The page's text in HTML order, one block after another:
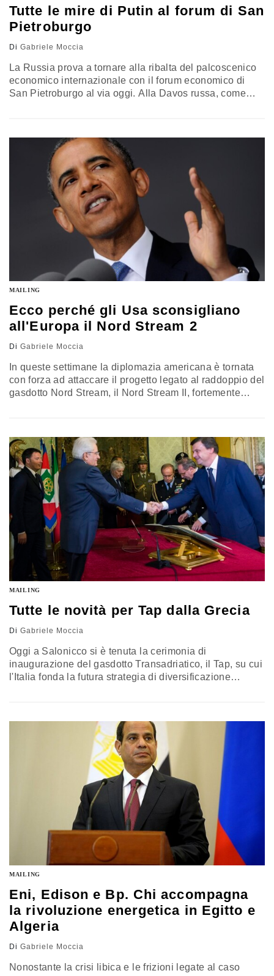
Tutte le mire di Putin al forum di San
Pietroburgo
Di Gabriele Moccia
La Russia prova a tornare alla ribalta del palcoscenico
economico internazionale con il forum economico di
San Pietroburgo al via oggi. Alla Davos russa, come
presidente della commissione Europea, Jean-Claude
Juncker (si tratta della sua…
MAILING
Ecco perché gli Usa sconsigliano
all'Europa il Nord Stream 2
Di Gabriele Moccia
In queste settimane la diplomazia americana è tornata
con forza ad attaccare il progetto legato al raddoppio del
gasdotto Nord Stream, il Nord Stream II, fortemente
aveva messo in guardia il suo omologo…
MAILING
Tutte le novità per Tap dalla Grecia
Di Gabriele Moccia
Oggi a Salonicco si è tenuta la cerimonia di
inaugurazione del gasdotto Transadriatico, il Tap, su cui
l'Italia fonda la futura strategia di diversificazione
cui questo progetto rappresenta "il rafforzamento della
cooperazione internazionale nel settore energetico. la
MAILING
Eni, Edison e Bp. Chi accompagna
la rivoluzione energetica in Egitto e
Algeria
Di Gabriele Moccia
Nonostante la crisi libica e le frizioni legate al caso